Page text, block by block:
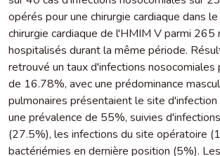
opérés pour une chirurgie cardiaque dans
chirurgie cardiaque de l'HMIM V parmi 265
hospitalisés durant la même période.
retrouvé un taux d'infections
de 16.78%, avec une prédominance
pulmonaires présentaient le site
une prévalence de 55%, suivies
(27.5%), les infections du site opératoire
bactériémies en dernière position (5%).